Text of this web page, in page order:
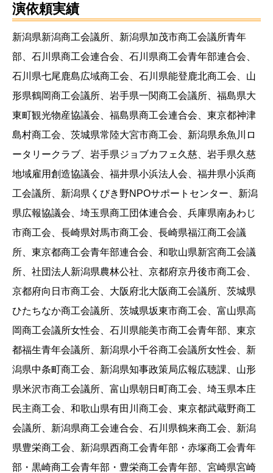
演依頼実績
新潟県新潟商工会議所、新潟県加茂市商工会議所青年
部、石川県商工会連合会、石川県商工会青年部連合会、
石川県七尾鹿島広域商工会、石川県能登鹿北商工会、山
形県鶴岡商工会議所、岩手県一関商工会議所、福島県大
東町観光物産協議会、福島県商工会連合会、東京都神津
島村商工会、茨城県常陸大宮市商工会、新潟県糸魚川ロ
ータリークラブ、岩手県ジョブカフェ久慈、岩手県久慈
地域雇用創造協議会、福井県小浜法人会、福井県小浜商
工会議所、新潟県くびき野NPOサポートセンター、新潟
県広報協議会、埼玉県商工団体連合会、兵庫県南あわじ
市商工会、長崎県対馬市商工会、長崎県福江商工会議
所、東京都商工会青年部連合会、和歌山県新宮商工会議
所、社団法人新潟県農林公社、京都府京丹後市商工会、
京都府向日市商工会、大阪府北大阪商工会議所、茨城県
ひたちなか商工会議所、茨城県坂東市商工会、富山県高
岡商工会議所女性会、石川県能美市商工会青年部、東京
都福生青年会議所、新潟県小千谷商工会議所女性会、新
潟県中条町商工会、新潟県知事政策局広報広聴課、山形
県米沢市商工会議所、富山県朝日町商工会、埼玉県本庄
民主商工会、和歌山県有田川商工会、東京都武蔵野商工
会議所、新潟県商工会連合会、石川県鶴来商工会、新潟
県豊栄商工会、新潟県西商工会青年部・赤塚商工会青年
部・黒崎商工会青年部・豊栄商工会青年部、宮崎県宮崎